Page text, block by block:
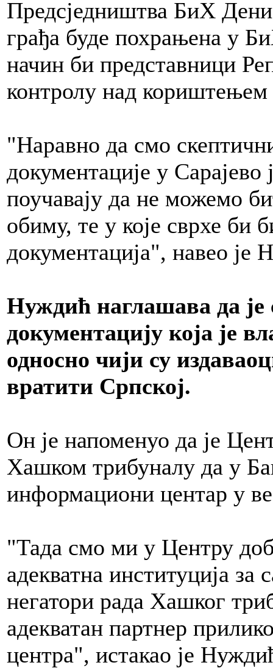
Предсједништва БиХ
грађа буде похрањена у
начин би представници
контролу над кориштењем
"Наравно да смо
документације у
поучавају да не можемо
обиму, те у које сврхе би
документација", навео је
Нуждић наглашава да је
документацију која је
односно чији су
вратити Српској.
Он је напоменуо да је
Хашком трибуналу да у
информациони центар у
"Тада смо ми у Центру
адекватна институција
негатори рада Хашког
адекватан партнер
центра", истакао је